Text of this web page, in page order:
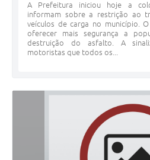
A Prefeitura iniciou hoje a
informam sobre a restrição ao
veículos de carga no município.
oferecer mais segurança a
destruição do asfalto. A
motoristas que todos os...